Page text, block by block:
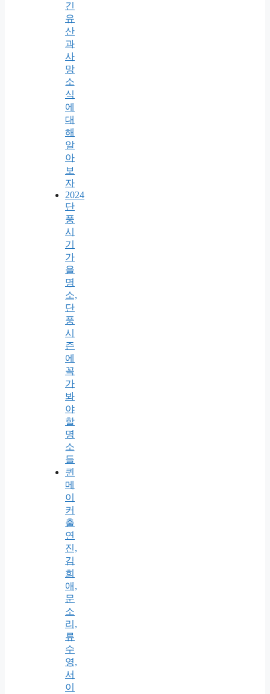
긴
유
산
과
사
망
소
식
에
대
해
알
아
보
자
2024
단
풍
시
기
가
을
명
소,
단
풍
시
즌
에
꼭
가
봐
야
할
명
소
들
퀸
메
이
커
출
연
진,
김
희
애,
문
소
리,
류
수
영,
서
이